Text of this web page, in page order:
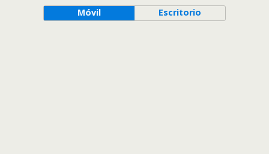
Móvil Escritorio